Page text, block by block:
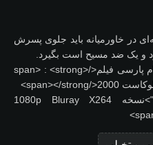
در خاورمیانه باید جلوی پسرش
و یک ضد مسیح است بگیرد.
<span style="color: #000000;">نام پارسی فیلم</span> : <strong>
<span style="color: #008000;">نسخه 1080p Bluray X264